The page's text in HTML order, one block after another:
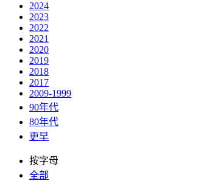
2024
2023
2022
2021
2020
2019
2018
2017
2009-1999
90年代
80年代
更早
按字母
全部